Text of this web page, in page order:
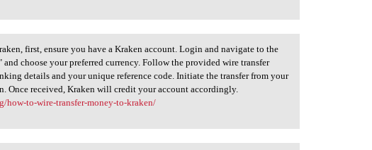
To
first, ensure you have a Kraken account. Login and navigate to the
choose your preferred currency. Follow the provided wire transfer
details and your unique reference code. Initiate the transfer from your
Once received, Kraken will credit your account accordingly.
how-to-wire-transfer-money-to-kraken/